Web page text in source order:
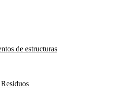
de estructuras